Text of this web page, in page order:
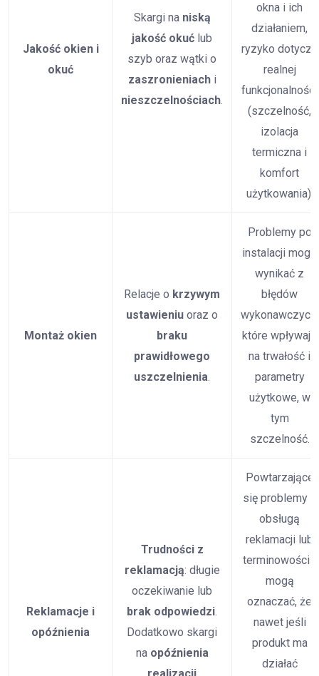
Jakość okien i
okuć
Skargi na niską
jakość okuć lub
szyb oraz wątki o
zaszronieniachi
nieszczelnościach.
okna i ich
działaniem,
ryzyko dotyczy
realnej
funkcjonalności
(szczelność,
izolacja
termiczna i
komfort
użytkowania).
Montaż okien
Relacje o krzywym
ustawieniu oraz o
braku
prawidłowego
uszczelnienia.
Problemy po
instalacji mogą
wynikać z
błędów
wykonawczych,
które wpływają
na trwałość i
parametry
użytkowe, w
tym
szczelność.
Reklamacje i
opóźnienia
Trudności z
reklamacją: długie
oczekiwanie lub
brak odpowiedzi.
Dodatkowo skargi
na opóźnienia
Powtarzające
się problemy z
obsługą
reklamacji lub
terminowością
mogą
oznaczać, że
nawet jeśli
produkt ma
działać